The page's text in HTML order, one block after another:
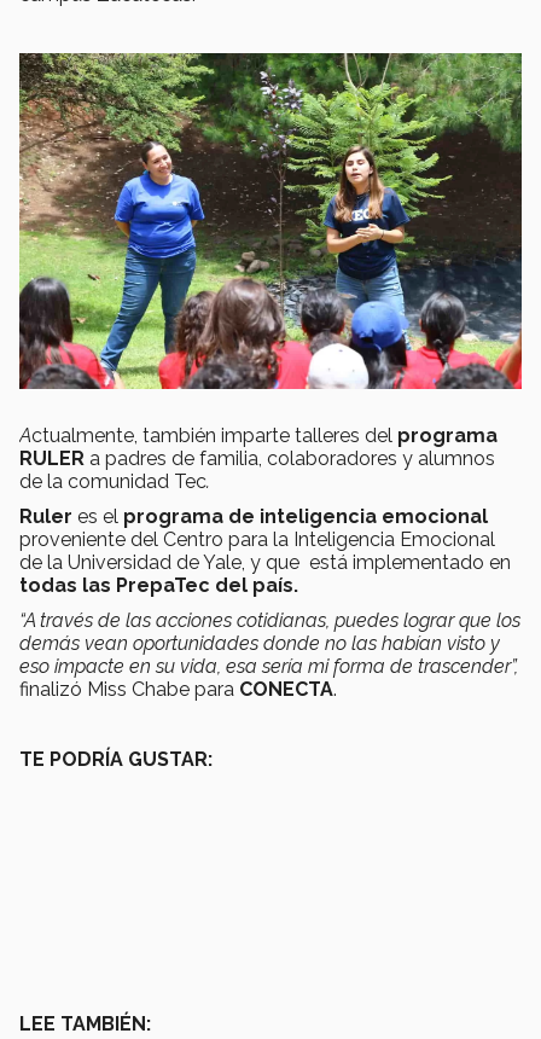
Actualmente, también imparte talleres del programa
RULER a padres de familia, colaboradores y alumnos
de la comunidad Tec.
Ruler es el programa de inteligencia emocional
proveniente del Centro para la Inteligencia Emocional
de la Universidad de Yale, y que está implementado en
todas las PrepaTec del país.
“A través de las acciones cotidianas, puedes lograr que los
demás vean oportunidades donde no las habían visto y
eso impacte en su vida, esa sería mi forma de trascender”,
finalizó Miss Chabe para CONECTA.
TE PODRÍA GUSTAR:
LEE TAMBIÉN: